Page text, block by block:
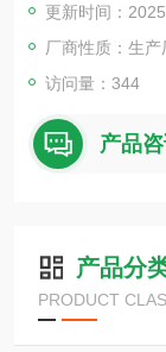
更新时间：
厂商性质：生产
访问量：344
产品
产品分
PRODUCT